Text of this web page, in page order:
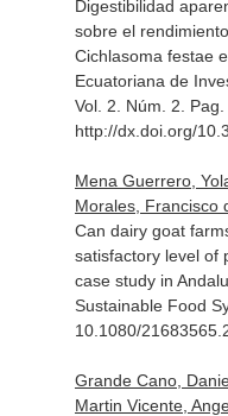
Digestibilidad
sobre el
Cichlasoma festae
Ecuatoriana de
Vol. 2. Núm. 2. Pag.
http://dx.doi.org/
Mena Guerrero,
Morales, Francisco
Can dairy goat
satisfactory level of
case study in
Sustainable Food
10.1080/
Grande Cano,
Martin Vicente,